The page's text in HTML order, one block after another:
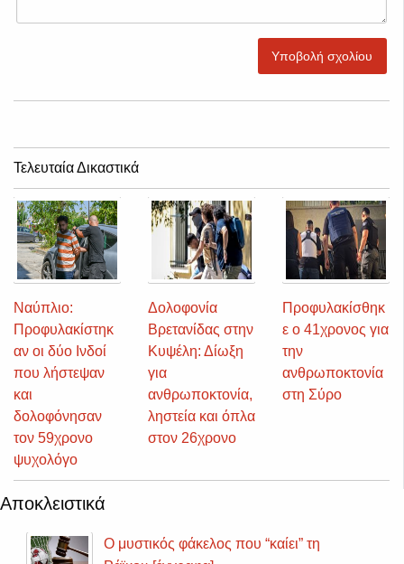
Υποβολή σχολίου
Τελευταία Δικαστικά
Ναύπλιο:
Προφυλακίστηκ
αν οι δύο Ινδοί
που λήστεψαν
και
δολοφόνησαν
τον 59χρονο
ψυχολόγο
Δολοφονία
Βρετανίδας στην
Κυψέλη: Δίωξη
για
ανθρωποκτονία,
ληστεία και όπλα
στον 26χρονο
Προφυλακίσθηκ
ε ο 41χρονος για
την
ανθρωποκτονία
στη Σύρο
Αποκλειστικά
Ο μυστικός φάκελος που “καίει” τη